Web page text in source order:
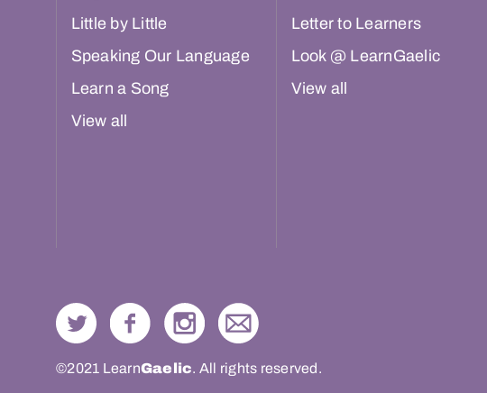
Little by Little
Speaking Our Language
Learn a Song
View all
Letter to Learners
Look @ LearnGaelic
View all
©2021 LearnGaelic. All rights reserved.